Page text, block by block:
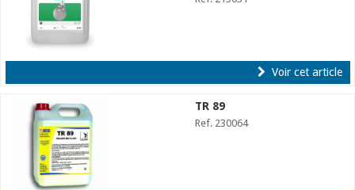
Voir cet article
TR 89
Ref. 230064